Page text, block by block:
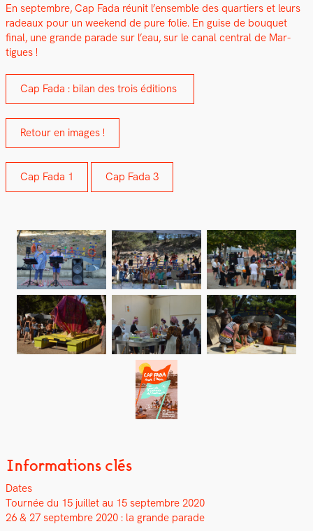
En sep­tem­bre, Cap Fada réu­nit l’ensemble des quartiers et leurs
radeaux pour un week­end de pure folie. En guise de bou­quet
final, une grande parade sur l’eau, sur le canal cen­tral de Mar­
tigues !
Cap Fada : bilan des trois édi­tions
Retour en images !
Cap Fada 1 Cap Fada 3
Informations clés
Dates
Tournée du 15 juil­let au 15 sep­tem­bre 2020
26 & 27 sep­tem­bre 2020 : la grande parade